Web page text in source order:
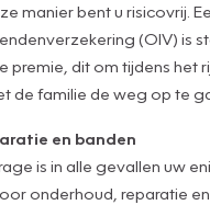
manier bent u risicovrij.
(OIV) is
premie, dit om tijdens het
de familie de weg op te
en banden
is in alle gevallen uw
onderhoud, reparatie